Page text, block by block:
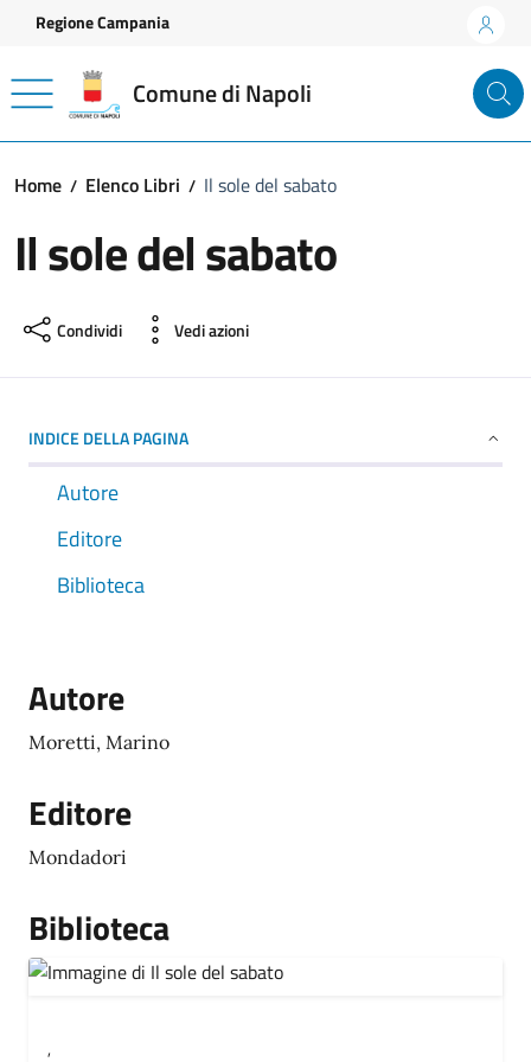
Vai ai contenuti
Vai al footer
Regione Campania
Comune di Napoli
Home Elenco Libri Il sole del sabato
Il sole del sabato
Condividi Vedi azioni
INDICE DELLA PAGINA
Autore
Editore
Biblioteca
Autore
Moretti, Marino
Editore
Mondadori
Biblioteca
,